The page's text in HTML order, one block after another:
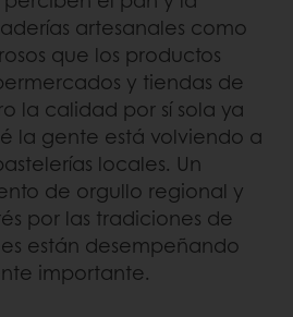
artesanales como
que los productos
y tiendas de
la calidad por sí sola ya
la gente está volviendo a
locales. Un
de orgullo regional y
por las tradiciones de
están desempeñando
importante.